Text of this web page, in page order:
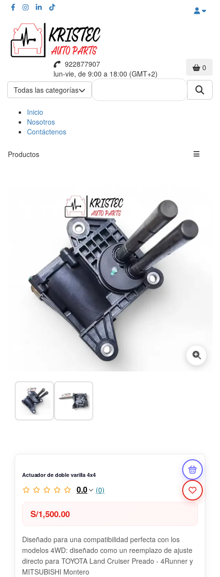
922877907
lun-vie, de 9:00 a 18:00 (GMT+2)
0
Todas las categorías
Inicio
Nosotros
Contáctenos
Productos
Actuador de doble varilla 4x4
0.0 (0)
S/1,500.00
Diseñado para una compatibilidad perfecta con los
modelos 4WD: diseñado como un reemplazo de ajuste
directo para TOYOTA Land Cruiser Preado - 4Runner y
MITSUBISHI Montero